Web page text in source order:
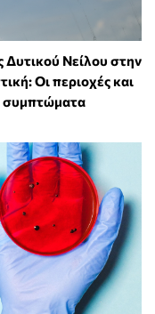
Δυτικού Νείλου στην
Οι περιοχές και
συμπτώματα